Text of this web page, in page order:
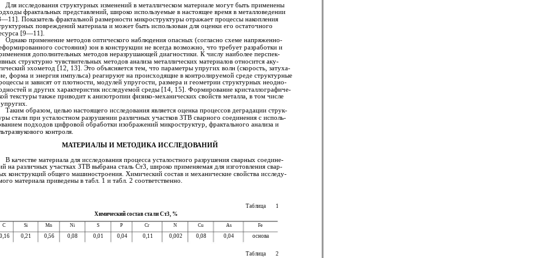
Для исследования структурных изменений в металлическом материале могут быть применены
фрактальных представлений, широко используемые в настоящее время в металловедении
Показатель фрактальной размерности микроструктуры отражает процессы накопления
повреждений материала и может быть использован для оценки его остаточного
[9—11].
Однако применение методов оптического наблюдения опасных (согласно схеме напряженно-
состояния) зон в конструкции не всегда возможно, что требует разработки и
дополнительных методов неразрушающей диагностики. К числу наиболее перспек-
структурно чувствительных методов анализа металлических материалов относится аку-
эхометод [12, 13]. Это объясняется тем, что параметры упругих волн (скорость, затуха-
форма и энергия импульса) реагируют на происходящие в контролируемой среде структурные
и зависят от плотности, модулей упругости, размера и геометрии структурных неодно-
и других характеристик исследуемой среды [14, 15]. Формирование кристаллографиче-
текстуры также приводит к анизотропии физико-механических свойств металла, в том числе
Таким образом, целью настоящего исследования является оценка процессов деградации струк-
стали при усталостном разрушении различных участков ЗТВ сварного соединения с исполь-
подходов цифровой обработки изображений микроструктур, фрактального анализа и
контроля.
МАТЕРИАЛЫ И МЕТОДИКА ИССЛЕДОВАНИЙ
В качестве материала для исследования процесса усталостного разрушения сварных соедине-
на различных участках ЗТВ выбрана сталь Ст3, широко применяемая для изготовления свар-
конструкций общего машиностроения. Химический состав и механические свойства исследу-
материала приведены в табл. 1 и табл. 2 соответственно.
Таблица
1
Химический состав стали Ст3, %
С Si Mn Ni S P Cr N Cu As Fe
0,16 0,21 0,56 0,08 0,01 0,04 0,11 0,002 0,08 0,04 основа
Таблица
2